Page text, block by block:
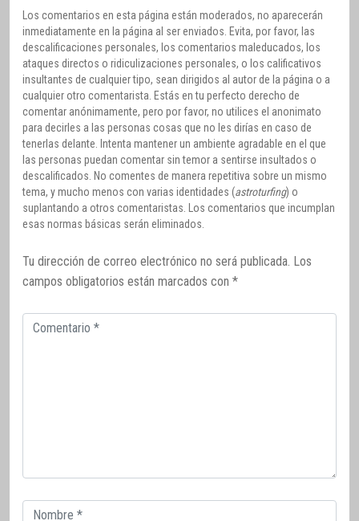
Los comentarios en esta página están moderados, no aparecerán
inmediatamente en la página al ser enviados. Evita, por favor, las
descalificaciones personales, los comentarios maleducados, los
ataques directos o ridiculizaciones personales, o los calificativos
insultantes de cualquier tipo, sean dirigidos al autor de la página o a
cualquier otro comentarista. Estás en tu perfecto derecho de
comentar anónimamente, pero por favor, no utilices el anonimato
para decirles a las personas cosas que no les dirías en caso de
tenerlas delante. Intenta mantener un ambiente agradable en el que
las personas puedan comentar sin temor a sentirse insultados o
descalificados. No comentes de manera repetitiva sobre un mismo
tema, y mucho menos con varias identidades (astroturfing) o
suplantando a otros comentaristas. Los comentarios que incumplan
esas normas básicas serán eliminados.
Tu dirección de correo electrónico no será publicada. Los
campos obligatorios están marcados con *
Comentario
Correo